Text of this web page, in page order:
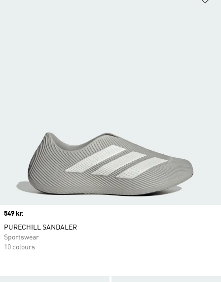
Price
549 kr.
PURECHILL SANDALER
Sportswear
10 colours